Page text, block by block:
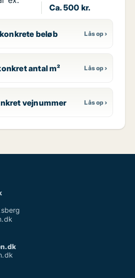
Ca. 500 kr.
beløb
antal m²
vejnummer